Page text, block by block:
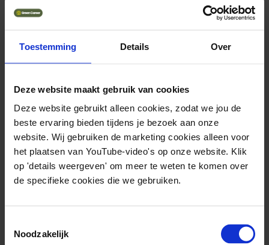
Toestemming Details Over
Deze website maakt gebruik van cookies
Deze website gebruikt alleen cookies, zodat we jou de
beste ervaring bieden tijdens je bezoek aan onze
website. Wij gebruiken de marketing cookies alleen voor
het plaatsen van YouTube-video's op onze website. Klik
op 'details weergeven' om meer te weten te komen over
de specifieke cookies die we gebruiken.
Noodzakelijk
Geuniformeerd